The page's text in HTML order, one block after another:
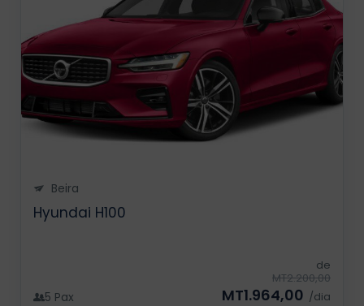
Beira
Hyundai H100
5 Pax
de
MT2.200,00
MT1.964,00 /dia